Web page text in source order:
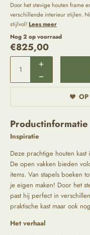
Door het stevige houten frame
verschillende interieur stijlen.
stijlvol!Lees meer
Nog 2 op voorraad
€825,00
Productinformatie
Inspiratie
Deze prachtige houten
De open vakken bieden
items. Van stapels boeken
je eigen maken! Door het
past hij perfect in
praktische kast maar ook
Het verhaal